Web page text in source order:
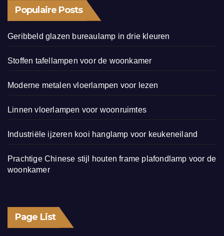
Populaire Posts
Geribbeld glazen bureaulamp in drie kleuren
Stoffen tafellampen voor de woonkamer
Moderne metalen vloerlampen voor lezen
Linnen vloerlampen voor woonruimtes
Industriële ijzeren kooi hanglamp voor keukeneiland
Prachtige Chinese stijl houten frame plafondlamp voor de
woonkamer
Page List